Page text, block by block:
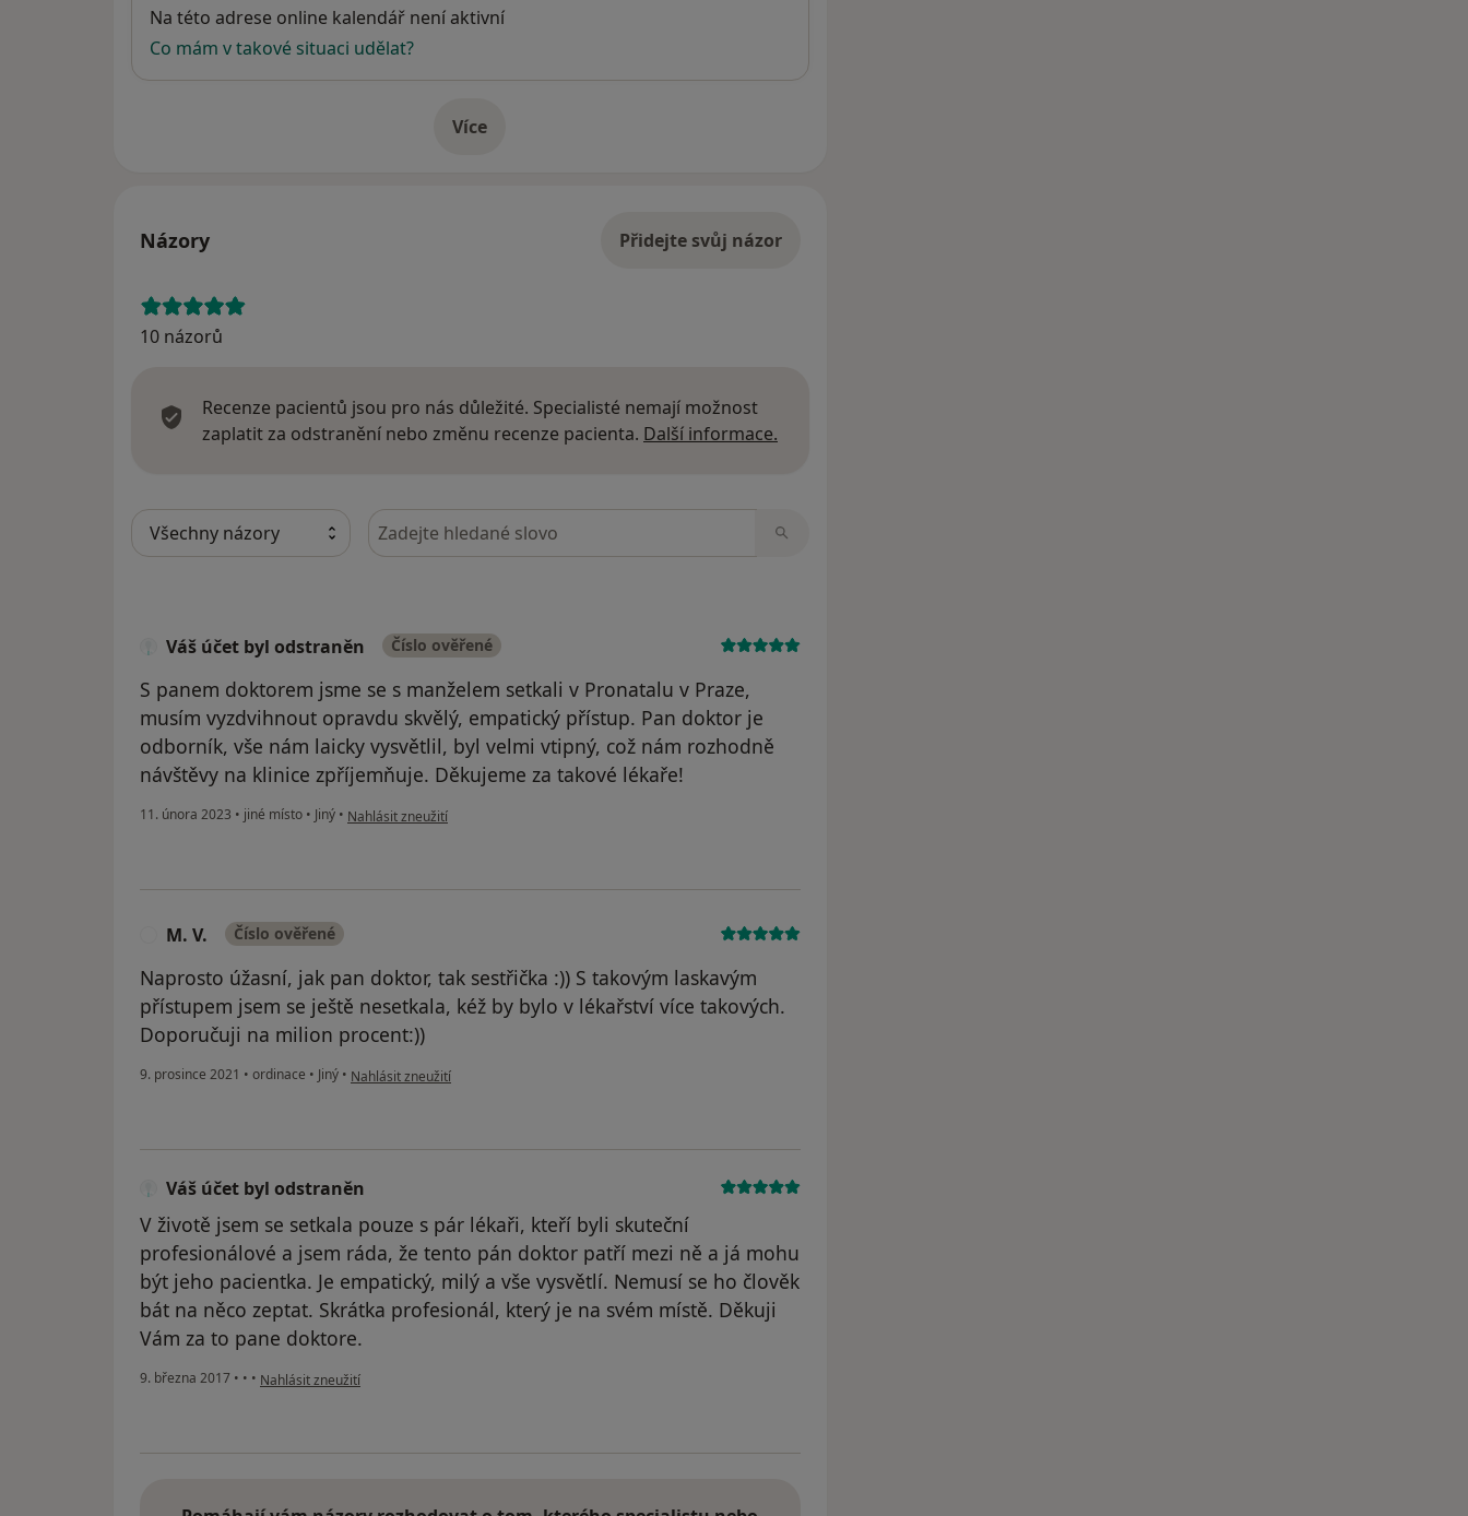
Dostupnost
Na této adrese online kalendář není aktivní
Co mám v takové situaci udělat?
Víceo adrese
Názory Přidejte svůj názor
10 názorů
Recenze pacientů jsou pro nás důležité. Specialisté nemají možnost
zaplatit za odstranění nebo změnu recenze pacienta. Další informace.
Hledejte v názorech
Váš účet byl odstraněn Číslo ověřené
S panem doktorem jsme se s manželem setkali v Pronatalu v Praze,
musím vyzdvihnout opravdu skvělý, empatický přístup. Pan doktor je
odborník, vše nám laicky vysvětlil, byl velmi vtipný, což nám rozhodně
návštěvy na klinice zpříjemňuje. Děkujeme za takové lékaře!
11. února 2023 • jiné místo • Jiný • podle názoru uživatele Váš účet byl odstraněn
Nahlásit zneužití
M. V. Číslo ověřené
Naprosto úžasní, jak pan doktor, tak sestřička :)) S takovým laskavým
přístupem jsem se ještě nesetkala, kéž by bylo v lékařství více takových.
Doporučuji na milion procent:))
9. prosince 2021 • ordinace • Jiný • podle názoru uživatele M. V.
Nahlásit zneužití
Váš účet byl odstraněn
V životě jsem se setkala pouze s pár lékaři, kteří byli skuteční
profesionálové a jsem ráda, že tento pán doktor patří mezi ně a já mohu
být jeho pacientka. Je empatický, milý a vše vysvětlí. Nemusí se ho člověk
bát na něco zeptat. Skrátka profesionál, který je na svém místě. Děkuji
Vám za to pane doktore.
9. března 2017 • • • podle názoru uživatele Váš účet byl odstraněn
Nahlásit zneužití